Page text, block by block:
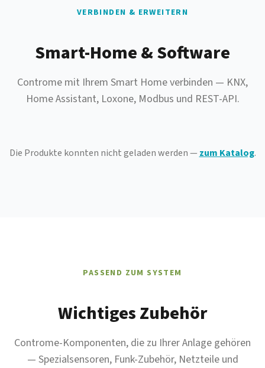
VERBINDEN & ERWEITERN
Smart-Home & Software
Controme mit Ihrem Smart Home verbinden — KNX,
Home Assistant, Loxone, Modbus und REST-API.
Die Produkte konnten nicht geladen werden — zum Katalog.
PASSEND ZUM SYSTEM
Wichtiges Zubehör
Controme-Komponenten, die zu Ihrer Anlage gehören
— Spezialsensoren, Funk-Zubehör, Netzteile und